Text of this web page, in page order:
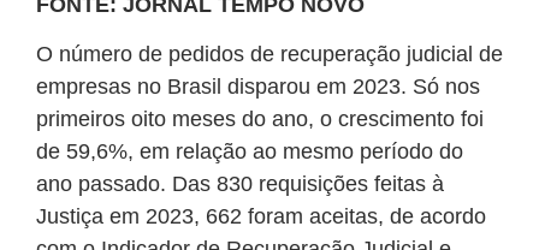
FONTE: JORNAL TEMPO NOVO
O número de pedidos de recuperação judicial de
empresas no Brasil disparou em 2023. Só nos
primeiros oito meses do ano, o crescimento foi
de 59,6%, em relação ao mesmo período do
ano passado. Das 830 requisições feitas à
Justiça em 2023, 662 foram aceitas, de acordo